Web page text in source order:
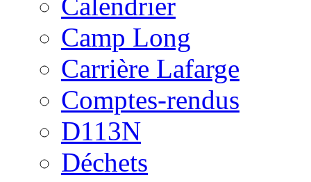
Calendrier
Camp Long
Carrière Lafarge
Comptes-rendus
D113N
Déchets